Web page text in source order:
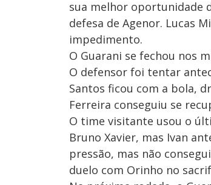
sua melhor oportunidade
defesa de Agenor. Lucas
impedimento.
O Guarani se fechou nos
O defensor foi tentar
Santos ficou com a bola,
Ferreira conseguiu se
O time visitante usou o
Bruno Xavier, mas Ivan
pressão, mas não
duelo com Orinho no